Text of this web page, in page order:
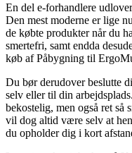
En del e-forhandlere
Den mest moderne er lige
de købte produkter når du
smertefri, samt endda
køb af Påbygning til
Du bør derudover beslutte
selv eller til din
bekostelig, men også ret
vil dog altid være selv at
du opholder dig i kort